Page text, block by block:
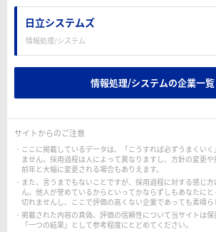
日立システムズ
情報処理/システム
情報処理/システムの企業一覧
サイトからのご注意
ここに掲載しているデータは、「こうすれば必ずうまくい
ません。採用過程は人によって異なりますし、方針の変更
前年と大幅に変更される場合もありえます。
また、言うまでもないことですが、採用過程に対する感じ
ん。他人が誉めているからといってかならずしもあなたに
切れませんし、ここで評価の高くない企業であっても素晴ら
掲載された内容の真偽、評価の信頼性について当サイトは
「一つの結果」として参考程度にとどめてください。